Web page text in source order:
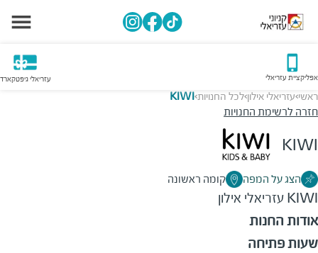
אפליקציית עזריאלי עזריאלי גיפטקארד
ראשי>עזריאלי אילון>לכל החנויות>
KIWI
חזרה לרשימת החנויות
KIWI
הצג על המפה קומה ראשונה
KIWI עזריאלי אילון
אודות החנות
שעות פתיחה